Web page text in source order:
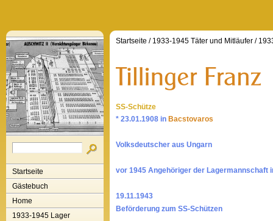
Startseite
Gästebuch
Home
1933-1945 Lager
Startseite / 1933-1945 Täter und Mitläufer /
SS-Schütze
* 23.01.1908 in Bacstovaros
Volksdeutscher aus Ungarn
vor 1945 Angehöriger der Lagermannschaft
19.11.1943
Beförderung zum SS-Schützen